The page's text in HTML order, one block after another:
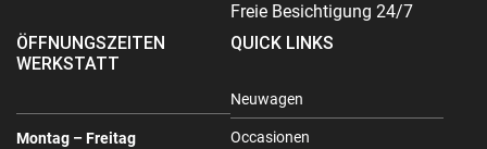
Freie Besichtigung 24/7
ÖFFNUNGSZEITEN
WERKSTATT
Montag – Freitag
QUICK LINKS
Neuwagen
Occasionen